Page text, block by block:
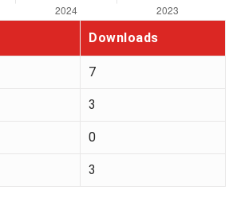
Downloads
7
3
0
3